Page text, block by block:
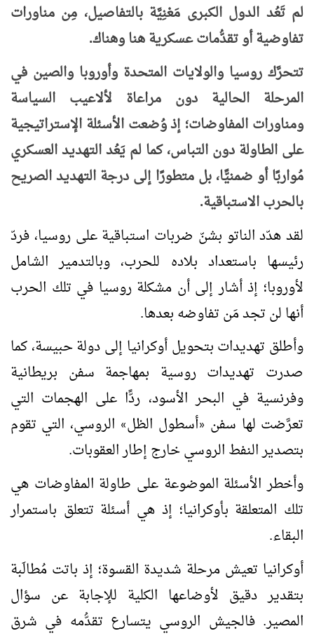
لم تَعُد الدول الكبرى مَعْنِيَّة بالتفاصيل، مِن مناورات
تفاوضية أو تقدُّمات عسكرية هنا وهناك.
تتحرَّك روسيا والولايات المتحدة وأوروبا والصين في
المرحلة الحالية دون مراعاة لألاعيب السياسة
ومناورات المفاوضات؛ إذ وُضعت الأسئلة الإستراتيجية
على الطاولة دون التباس، كما لم يَعُد التهديد العسكري
مُواربًا أو ضمنيًّا، بل متطورًا إلى درجة التهديد الصريح
بالحرب الاستباقية.
لقد هدّد الناتو بشنّ ضربات استباقية على روسيا، فردّ
رئيسها باستعداد بلاده للحرب، وبالتدمير الشامل
لأوروبا؛ إذ أشار إلى أن مشكلة روسيا في تلك الحرب
أنها لن تجد مَن تفاوضه بعدها.
وأطلق تهديدات بتحويل أوكرانيا إلى دولة حبيسة، كما
صدرت تهديدات روسية بمهاجمة سفن بريطانية
وفرنسية في البحر الأسود، ردًّا على الهجمات التي
تعرَّضت لها سفن «أسطول الظل» الروسي، التي تقوم
بتصدير النفط الروسي خارج إطار العقوبات.
وأخطر الأسئلة الموضوعة على طاولة المفاوضات هي
تلك المتعلقة بأوكرانيا؛ إذ هي أسئلة تتعلق باستمرار
البقاء.
أوكرانيا تعيش مرحلة شديدة القسوة؛ إذ باتت مُطالَبة
بتقدير دقيق لأوضاعها الكلية للإجابة عن سؤال
المصير. فالجيش الروسي يتسارع تقدُّمه في شرق